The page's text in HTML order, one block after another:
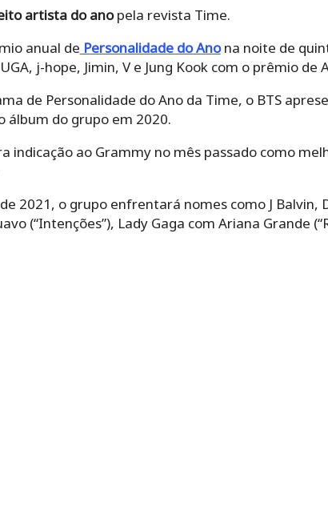
artista do anopela revista Time.
anual de Personalidade do Anona noite de
j-hope, Jimin, V e Jung Kook com o prêmio de
de Personalidade do Ano da Time, o BTS
álbum do grupo em 2020.
indicação ao Grammy no mês passado como
2021, o grupo enfrentará nomes como J Balvin,
(“Intenções”), Lady Gaga com Ariana Grande